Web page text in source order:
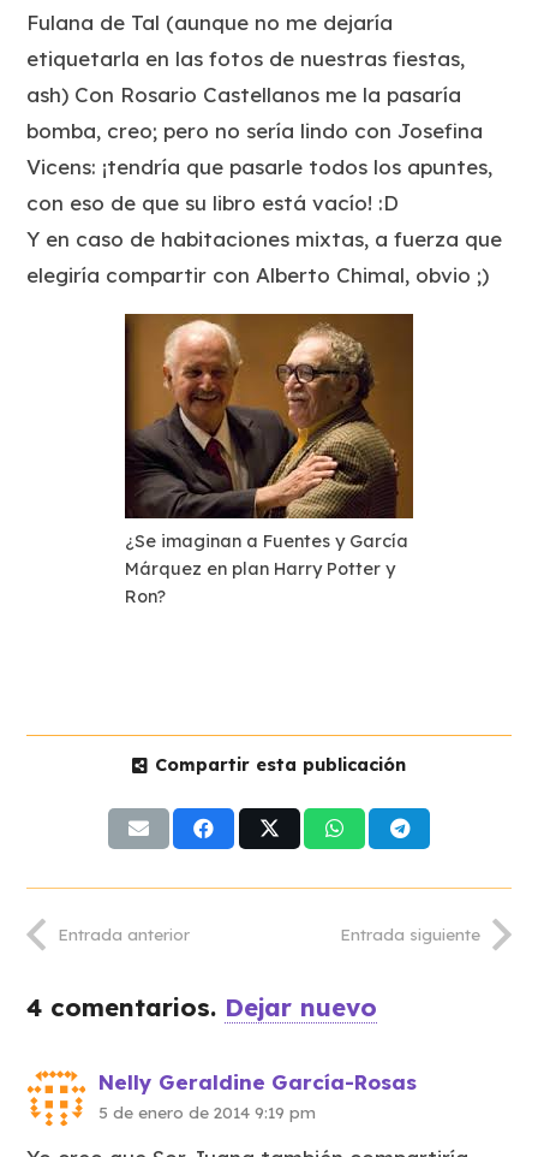
Fulana de Tal (aunque no me dejaría
etiquetarla en las fotos de nuestras fiestas,
ash) Con Rosario Castellanos me la pasaría
bomba, creo; pero no sería lindo con Josefina
Vicens: ¡tendría que pasarle todos los apuntes,
con eso de que su libro está vacío! :D
Y en caso de habitaciones mixtas, a fuerza que
elegiría compartir con Alberto Chimal, obvio ;)
¿Se imaginan a Fuentes y García
Márquez en plan Harry Potter y
Ron?
Compartir esta publicación
Entrada anterior Entrada siguiente
4 comentarios. Dejar nuevo
Nelly Geraldine García-Rosas
5 de enero de 2014 9:19 pm